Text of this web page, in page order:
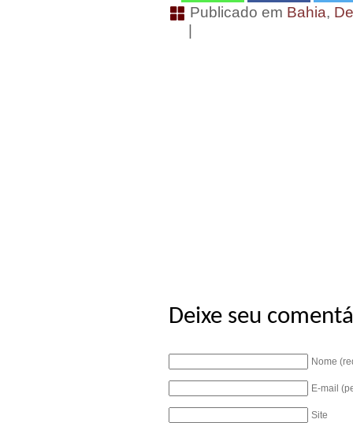
Publicado em Bahia,
|
Deixe seu
Nome
E-mail
Site